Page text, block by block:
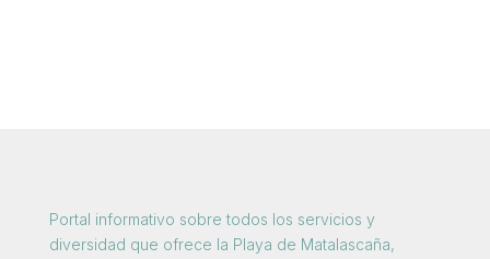
Portal informativo sobre todos los servicios y
diversidad que ofrece la Playa de Matalascaña,